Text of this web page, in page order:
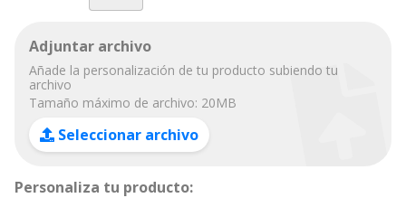
Adjuntar archivo
Añade la personalización de tu producto subiendo tu
archivo
Tamaño máximo de archivo: 20MB
Seleccionar archivo
Personaliza tu producto: